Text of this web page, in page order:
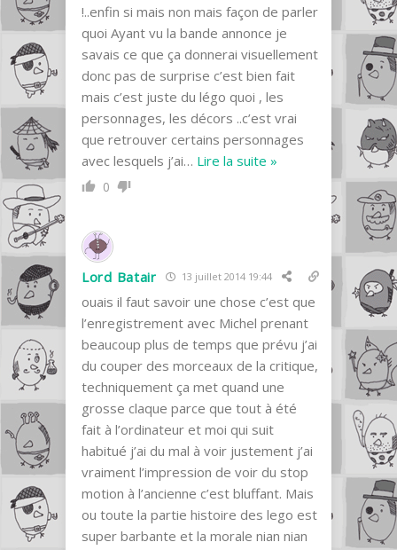
!..enfin si mais non mais façon de parler
quoi Ayant vu la bande annonce je
savais ce que ça donnerai visuellement
donc pas de surprise c’est bien fait
mais c’est juste du légo quoi , les
personnages, les décors ..c’est vrai
que retrouver certains personnages
avec lesquels j’ai… Lire la suite »
0
Lord Batair 13 juillet 2014 19:44
ouais il faut savoir une chose c’est que
l’enregistrement avec Michel prenant
beaucoup plus de temps que prévu j’ai
du couper des morceaux de la critique,
techniquement ça met quand une
grosse claque parce que tout à été
fait à l’ordinateur et moi qui suit
habitué j’ai du mal à voir justement j’ai
vraiment l’impression de voir du stop
motion à l’ancienne c’est bluffant. Mais
ou toute la partie histoire des lego est
super barbante et la morale nian nian